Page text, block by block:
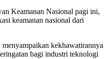
Keamanan Nasional pagi ini,
keamanan nasional dari
kekhawatirannya
bagi industri teknologi